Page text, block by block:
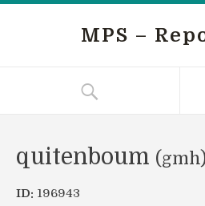
MPS –
quitenboum
ID: 196943